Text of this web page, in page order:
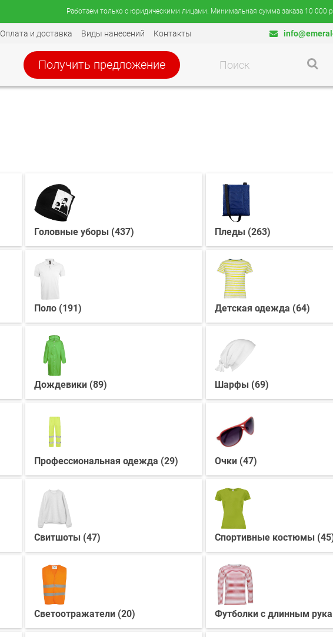
Работаем только с юридическими лицами. Минимальная сумма заказа 10 000
Оплата и доставка Виды нанесений Контакты
Получить предложение
Головные уборы (437) Пледы (263)
Поло (191) Детская одежда (64)
Дождевики (89) Шарфы (69)
Профессиональная одежда (29) Очки (47)
Свитшоты (47) Спортивные костюмы
Светоотражатели (20) Футболки с длинным